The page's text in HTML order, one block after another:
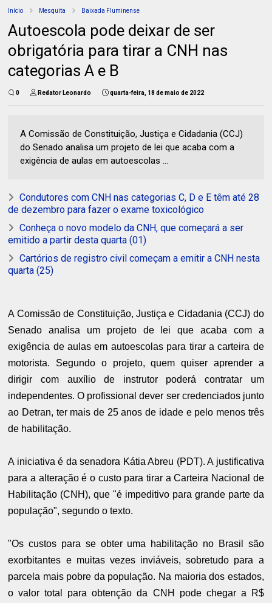
Início Mesquita Baixada Fluminense
Autoescola pode deixar de ser
obrigatória para tirar a CNH nas
categorias A e B
0 Redator Leonardo quarta-feira, 18 de maio de 2022
A Comissão de Constituição, Justiça e Cidadania (CCJ)
do Senado analisa um projeto de lei que acaba com a
exigência de aulas em autoescolas ...
Condutores com CNH nas categorias C, D e E têm até 28
de dezembro para fazer o exame toxicológico
Conheça o novo modelo da CNH, que começará a ser
emitido a partir desta quarta (01)
Cartórios de registro civil começam a emitir a CNH nesta
quarta (25)
A Comissão de Constituição, Justiça e Cidadania (CCJ) do
Senado analisa um projeto de lei que acaba com a
exigência de aulas em autoescolas para tirar a carteira de
motorista. Segundo o projeto, quem quiser aprender a
dirigir com auxílio de instrutor poderá contratar um
independentes. O profissional dever ser credenciados junto
ao Detran, ter mais de 25 anos de idade e pelo menos três
de habilitação.
A iniciativa é da senadora Kátia Abreu (PDT). A justificativa
para a alteração é o custo para tirar a Carteira Nacional de
Habilitação (CNH), que "é impeditivo para grande parte da
população", segundo o texto.
"Os custos para se obter uma habilitação no Brasil são
exorbitantes e muitas vezes inviáveis, sobretudo para a
parcela mais pobre da população. Na maioria dos estados,
o valor total para obtenção da CNH pode chegar a R$